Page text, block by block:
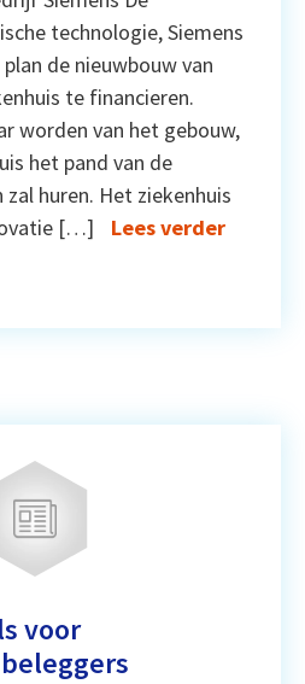
technologie, Siemens
de nieuwbouw van
te financieren.
worden van het gebouw,
het pand van de
huren. Het ziekenhuis
[…]
Lees verder
voor